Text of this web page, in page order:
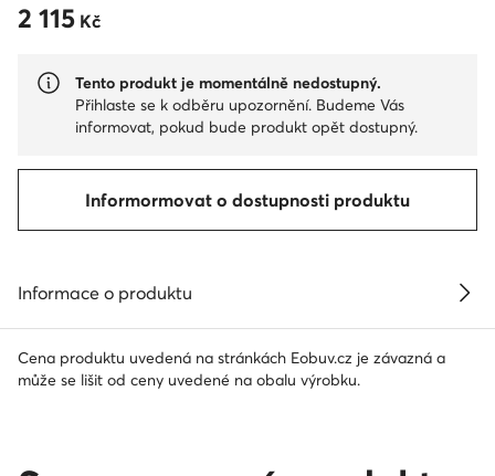
2 115 Kč
2 115 Kč
Tento produkt je momentálně nedostupný.
Přihlaste se k odběru upozornění. Budeme Vás
informovat, pokud bude produkt opět dostupný.
Informormovat o dostupnosti produktu
Informace o produktu
Cena produktu uvedená na stránkách Eobuv.cz je závazná a
může se lišit od ceny uvedené na obalu výrobku.